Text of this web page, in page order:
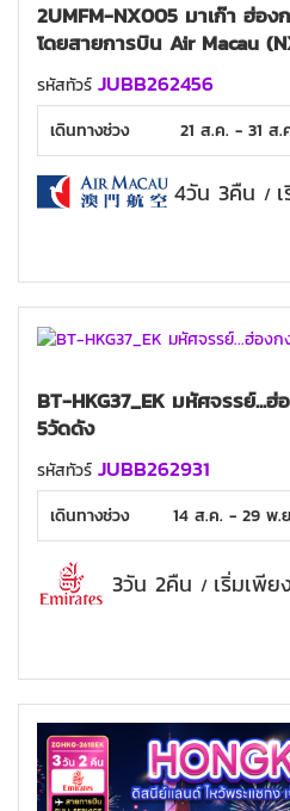
2UMFM-NX005 มาเก๊า ฮ่อ
โดยสายการบิน Air Macau
รหัสทัวร์ JUBB262456
เดินทางช่วง 21 ส.ค. - 31 ส.
4วัน 3คืน /
BT-HKG37_EK มหัศจรรย์...ฮ่
5วัดดัง
รหัสทัวร์ JUBB262931
เดินทางช่วง 14 ส.ค. - 29 พ.
3วัน 2คืน / เริ่มเพีย